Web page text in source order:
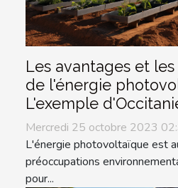
Les avantages et
de l'énergie
L'exemple
Mercredi 25 octobre 2023
L'énergie photovoltaïque est
préoccupations
pour...